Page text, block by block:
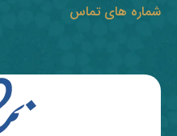
شماره های تماس